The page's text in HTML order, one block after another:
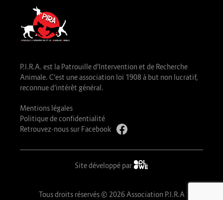
P.I.R.A. est la Patrouille d’Intervention et de Recherche
Animale. C’est une association loi 1908 à but non lucratif,
reconnue d’intérêt général.
Mentions légales
Politique de confidentialité
Retrouvez-nous sur Facebook
Site développé par
Tous droits réservés © 2026 Association P.I.R.A